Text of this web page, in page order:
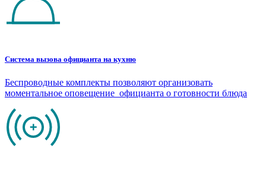
Система вызова официанта на кухню
Беспроводные комплекты позволяют организовать
моментальное оповещение официанта о готовности блюда